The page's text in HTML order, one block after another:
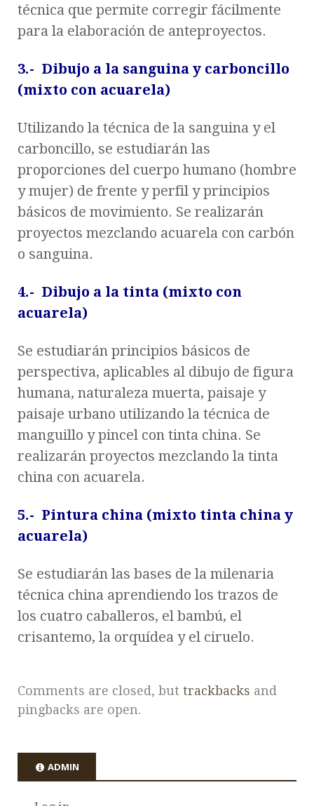
técnica que permite corregir fácilmente
para la elaboración de anteproyectos.
3.- Dibujo a la sanguina y carboncillo
(mixto con acuarela)
Utilizando la técnica de la sanguina y el
carboncillo, se estudiarán las
proporciones del cuerpo humano (hombre
y mujer) de frente y perfil y principios
básicos de movimiento. Se realizarán
proyectos mezclando acuarela con carbón
o sanguina.
4.- Dibujo a la tinta (mixto con
acuarela)
Se estudiarán principios básicos de
perspectiva, aplicables al dibujo de figura
humana, naturaleza muerta, paisaje y
paisaje urbano utilizando la técnica de
manguillo y pincel con tinta china. Se
realizarán proyectos mezclando la tinta
china con acuarela.
5.- Pintura china (mixto tinta china y
acuarela)
Se estudiarán las bases de la milenaria
técnica china aprendiendo los trazos de
los cuatro caballeros, el bambú, el
crisantemo, la orquídea y el ciruelo.
Comments are closed, but trackbacks and
pingbacks are open.
ADMIN